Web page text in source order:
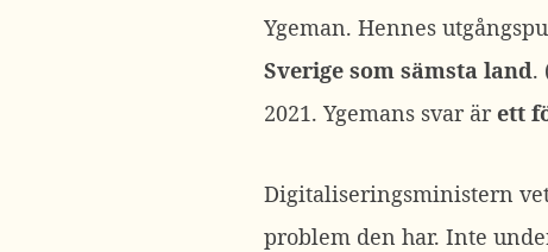
Ygeman. Hennes
Sverige som sämsta land.
2021. Ygemans svar är ett
Digitaliseringsministern
problem den har. Inte